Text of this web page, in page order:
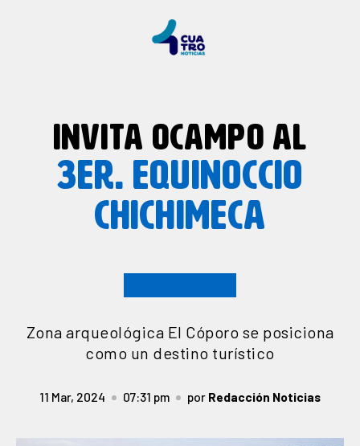
INVITA OCAMPO AL
3ER. EQUINOCCIO
CHICHIMECA
Zona arqueológica El Cóporo se posiciona
como un destino turístico
11 Mar, 2024 07:31 pm por Redacción Noticias